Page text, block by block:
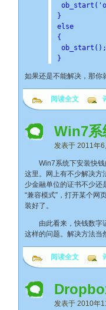
}
else
{
ob_start();
}
如果还是不能解决，那你
阅读全文 评
Win7系
发表于 2011年
Win7系统下安装快钱的
这里。网上有不少解决方
少金融单位的证书不少还
“兼容模式”，打开某个网
装好了。
由此看来，快钱数字证
这样的问题。解决方法当
阅读全文 评
发表于 2010年